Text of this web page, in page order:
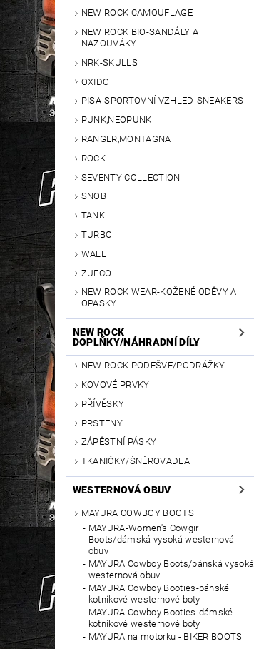
NEW ROCK CAMOUFLAGE
NEW ROCK BIO-SANDÁLY A
NAZOUVÁKY
NRK-SKULLS
OXIDO
PISA-SPORTOVNÍ VZHLED-SNEAKERS
PUNK,NEOPUNK
RANGER,MONTAGNA
ROCK
SEVENTY COLLECTION
SNOB
TANK
TURBO
WALL
ZUECO
NEW ROCK WEAR-KOŽENÉ ODĚVY A
OPASKY
NEW ROCK
DOPLŇKY/NÁHRADNÍ DÍLY
NEW ROCK PODEŠVE/PODRÁŽKY
KOVOVÉ PRVKY
PŘÍVĚSKY
PRSTENY
ZÁPĚSTNÍ PÁSKY
TKANIČKY/ŠNĚROVADLA
WESTERNOVÁ OBUV
MAYURA COWBOY BOOTS
MAYURA-Women's Cowgirl
Boots/dámská vysoká westernová
obuv
MAYURA Cowboy Boots/pánská vysoká
westernová obuv
MAYURA Cowboy Booties-pánské
kotníkové westernové boty
MAYURA Cowboy Booties-dámské
kotníkové westernové boty
MAYURA na motorku - BIKER BOOTS